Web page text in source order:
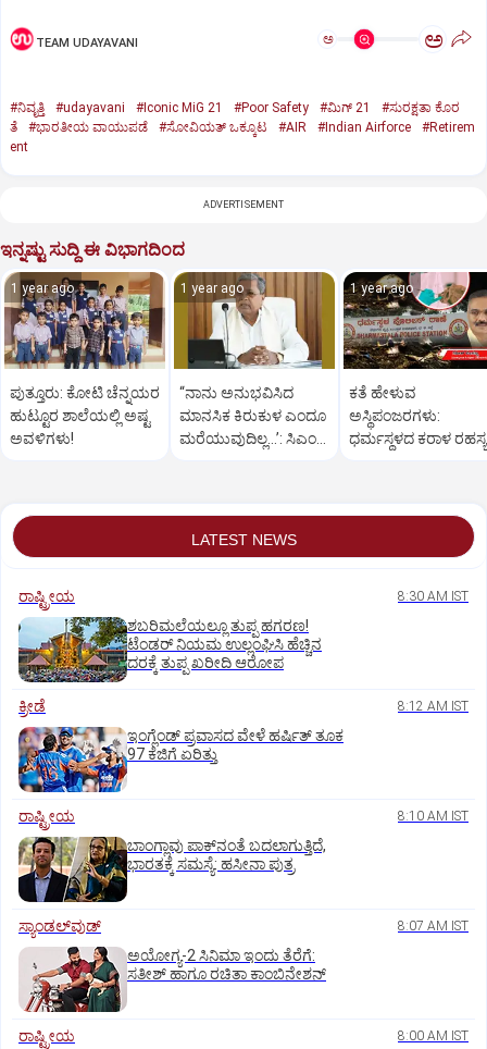
TEAM UDAYAVANI ಅ ಅ
#ನಿವೃತ್ತಿ #udayavani #Iconic MiG 21 #Poor Safety #ಮಿಗ್‌ 21
#ಸುರಕ್ಷತಾ ಕೊರ
ತೆ
#ಭಾರತೀಯ ವಾಯುಪಡೆ #ಸೋವಿಯತ್‌ ಒಕ್ಕೂಟ #AIR #Indian Airforce
#Retirem
ent
ADVERTISEMENT
ಇನ್ನಷ್ಟು ಸುದ್ದಿ ಈ ವಿಭಾಗದಿಂದ
1 year ago
ಪುತ್ತೂರು: ಕೋಟಿ ಚೆನ್ನಯರ
ಹುಟ್ಟೂರ ಶಾಲೆಯಲ್ಲಿ ಅಷ್ಟ
ಅವಳಿಗಳು!
1 year ago
“ನಾನು ಅನುಭವಿಸಿದ
ಮಾನಸಿಕ ಕಿರುಕುಳ ಎಂದೂ
ಮರೆಯುವುದಿಲ್ಲ…’: ಸಿಎಂ
1 year ago
ಕತೆ ಹೇಳುವ
ಅಸ್ಥಿಪಂಜರಗಳು:
ಧರ್ಮಸ್ಥಳದ‌ ಕರಾಳ ರಹಸ್ಯ
LATEST NEWS
ರಾಷ್ಟ್ರೀಯ 8:30 AM IST
ಶಬರಿಮಲೆಯಲ್ಲೂ ತುಪ್ಪ ಹಗರಣ!
ಟೆಂಡರ್‌ ನಿಯಮ ಉಲ್ಲಂಘಿಸಿ ಹೆಚ್ಚಿನ
ದರಕ್ಕೆ ತುಪ್ಪ ಖರೀದಿ ಆರೋಪ
ಕ್ರೀಡೆ 8:12 AM IST
ಇಂಗ್ಲೆಂಡ್‌ ಪ್ರವಾಸದ ವೇಳೆ ಹರ್ಷಿತ್‌ ತೂಕ
97 ಕೆಜಿಗೆ ಏರಿತ್ತು
ರಾಷ್ಟ್ರೀಯ 8:10 AM IST
ಬಾಂಗ್ಲಾವು ಪಾಕ್‌ನಂತೆ ಬದಲಾಗುತ್ತಿದೆ,
ಭಾರತಕ್ಕೆ ಸಮಸ್ಯೆ: ಹಸೀನಾ ಪುತ್ರ
ಸ್ಯಾಂಡಲ್‌ವುಡ್‌ 8:07 AM IST
ಅಯೋಗ್ಯ-2 ಸಿನಿಮಾ ಇಂದು ತೆರೆಗೆ:
ಸತೀಶ್‌ ಹಾಗೂ ರಚಿತಾ ಕಾಂಬಿನೇಶನ್‌
ರಾಷ್ಟ್ರೀಯ 8:00 AM IST